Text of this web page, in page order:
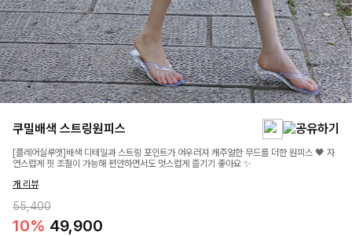
쿠밀배색 스트링원피스
[플레어실루엣]배색 디테일과 스트링 포인트가 어우러져 캐주얼한 무드를 더한 원피스 🖤 자
연스럽게 핏 조절이 가능해 편안하면서도 멋스럽게 즐기기 좋아요 ✨
개 리뷰
55,400
10% 49,900